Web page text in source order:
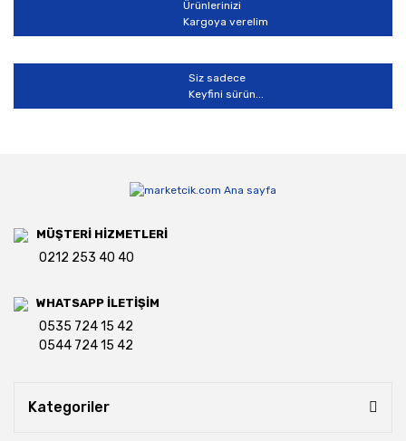
Ürünlerinizi
Kargoya verelim
Siz sadece
Keyfini sürün...
MÜŞTERİ HİZMETLERİ
0212 253 40 40
WHATSAPP İLETİŞİM
0535 724 15 42
0544 724 15 42
Kategoriler